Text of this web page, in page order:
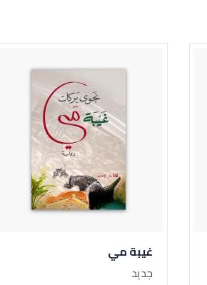
غيبة مي
جديد